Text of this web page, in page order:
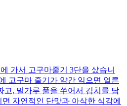
가서 고구마줄기 3단을 샀습니
고구마 줄기가 약간 익으면 얼른
고, 밀가루 풀을 쑤어서 김치를 담
자연적인 단맛과 아삭한 식감에